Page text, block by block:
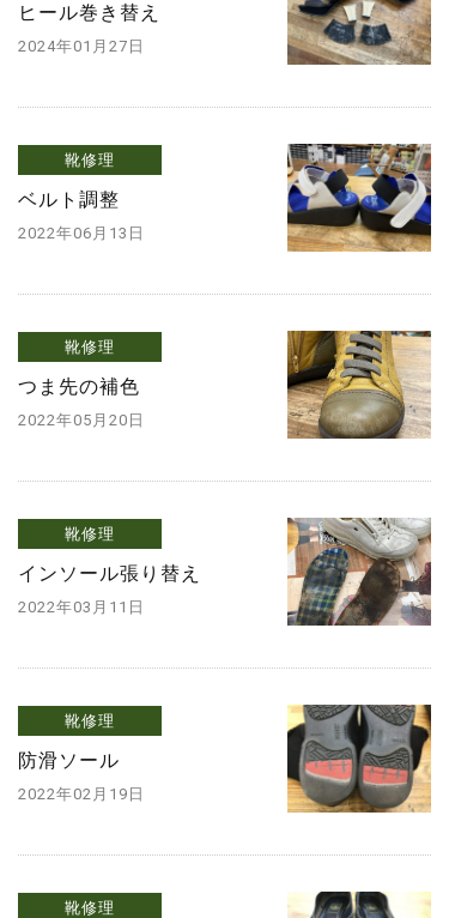
ヒール巻き替え
2024年01月27日
靴修理
ベルト調整
2022年06月13日
靴修理
つま先の補色
2022年05月20日
靴修理
インソール張り替え
2022年03月11日
靴修理
防滑ソール
2022年02月19日
靴修理